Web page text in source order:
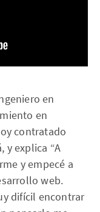
en
en
contratado
y explica “A
y empecé a
web.
difícil encontrar